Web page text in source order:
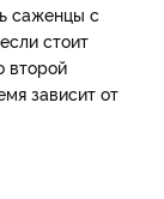
саженцы с
стоит
второй
зависит от